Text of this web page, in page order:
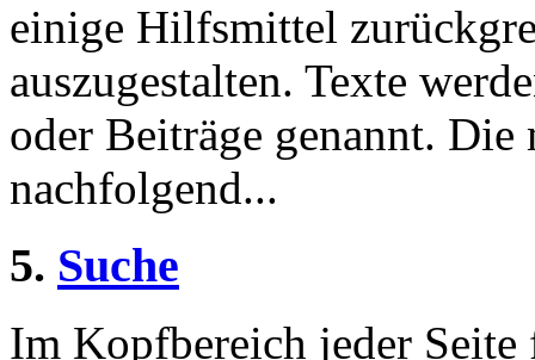
einige Hilfsmittel
auszugestalten. Texte
oder Beiträge genannt.
nachfolgend...
5. Suche
Im Kopfbereich jeder Seite